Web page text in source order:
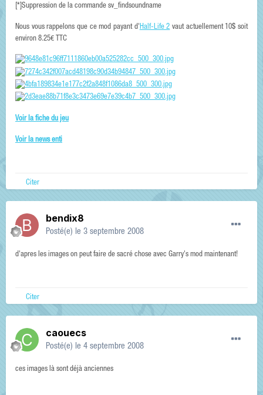
[*]Suppression de la commande sv_findsoundname
Nous vous rappelons que ce mod payant d'Half-Life 2 vaut actuellement 10$ soit
environ 8.25€ TTC
Voir la fiche du jeu
Voir la news enti
Citer
bendix8
Posté(e) le 3 septembre 2008
d'apres les images on peut faire de sacré chose avec Garry's mod maintenant!
Citer
caouecs
Posté(e) le 4 septembre 2008
ces images là sont déjà anciennes